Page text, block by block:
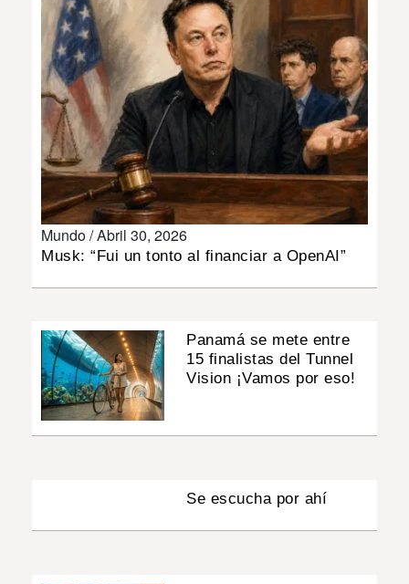
MULTIMEDIA
IMPRESO
Mundo /Abril 30, 2026
Musk: “Fui un tonto al financiar a OpenAI”
Panamá se mete entre
15 finalistas del Tunnel
Vision ¡Vamos por eso!
Se escucha por ahí